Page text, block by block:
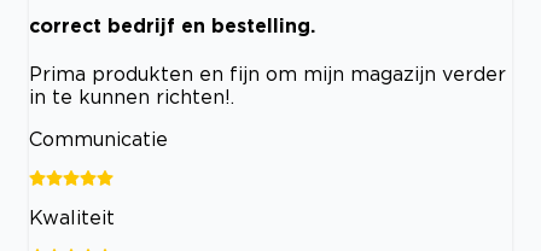
correct bedrijf en bestelling.
Prima produkten en fijn om mijn magazijn verder
in te kunnen richten!.
Communicatie
Kwaliteit